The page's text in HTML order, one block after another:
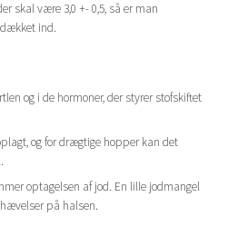
skal være 3,0 +- 0,5, så er man
ind.
og i de hormoner, der styrer stofskiftet
og for drægtige hopper kan det
optagelsen af jod. En lille jodmangel
på halsen.